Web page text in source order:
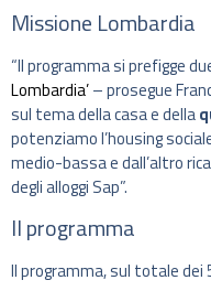
Missione Lombardia
“Il programma si prefigge
Lombardia’– prosegue
sul tema della casa e della
potenziamo l’housing
medio-bassa e dall’altro
degli alloggi Sap”.
Il programma
Il programma, sul totale dei